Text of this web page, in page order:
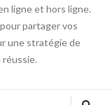
ligne et hors ligne.
partager vos
une stratégie de